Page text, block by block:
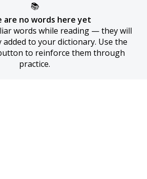
📚
are no words here yet
words while reading — they will
added to your dictionary. Use the
to reinforce them through
practice.